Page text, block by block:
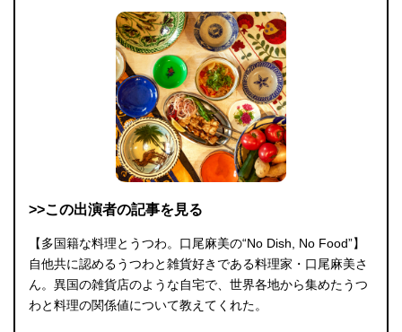
>>この出演者の記事を見る
【多国籍な料理とうつわ。口尾麻美の“No Dish, No Food”】
自他共に認めるうつわと雑貨好きである料理家・口尾麻美さ
ん。異国の雑貨店のような自宅で、世界各地から集めたうつ
わと料理の関係値について教えてくれた。